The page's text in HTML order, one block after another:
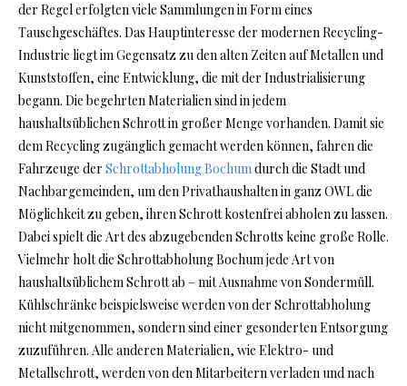
der Regel erfolgten viele Sammlungen in Form eines
Tauschgeschäftes. Das Hauptinteresse der modernen Recycling-
Industrie liegt im Gegensatz zu den alten Zeiten auf Metallen und
Kunststoffen, eine Entwicklung, die mit der Industrialisierung
begann. Die begehrten Materialien sind in jedem
haushaltsüblichen Schrott in großer Menge vorhanden. Damit sie
dem Recycling zugänglich gemacht werden können, fahren die
Fahrzeuge der Schrottabholung Bochumdurch die Stadt und
Nachbargemeinden, um den Privathaushalten in ganz OWL die
Möglichkeit zu geben, ihren Schrott kostenfrei abholen zu lassen.
Dabei spielt die Art des abzugebenden Schrotts keine große Rolle.
Vielmehr holt die Schrottabholung Bochum jede Art von
haushaltsüblichem Schrott ab – mit Ausnahme von Sondermüll.
Kühlschränke beispielsweise werden von der Schrottabholung
nicht mitgenommen, sondern sind einer gesonderten Entsorgung
zuzuführen. Alle anderen Materialien, wie Elektro- und
Metallschrott, werden von den Mitarbeitern verladen und nach